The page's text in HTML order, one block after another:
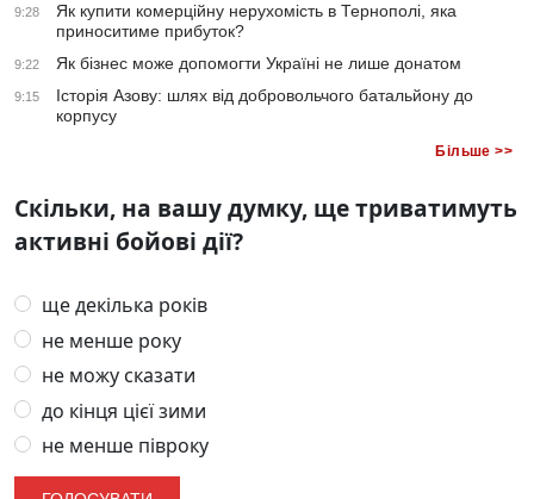
9:28
Як купити комерційну нерухомість в Тернополі, яка
приноситиме прибуток?
9:22 Як бізнес може допомогти Україні не лише донатом
9:15
Історія Азову: шлях від добровольчого батальйону до
корпусу
Більше >>
Скільки, на вашу думку, ще триватимуть
активні бойові дії?
ще декілька років
не менше року
не можу сказати
до кінця цієї зими
не менше півроку